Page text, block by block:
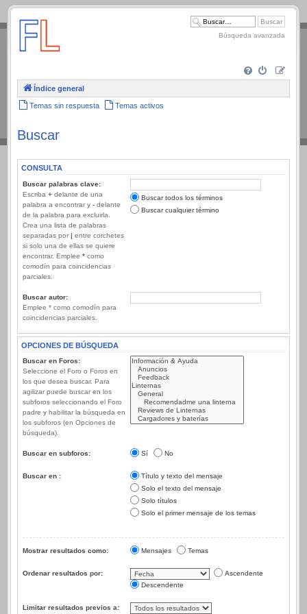
.
Búsqueda avanzada
Índice general
Temas sin respuesta Temas activos
Buscar
CONSULTA
Buscar palabras clave:
Escriba + delante de una
palabra a encontrar y - delante
de la palabra para excluirla.
Crea una lista de palabras
separadas por | entre corchetes
si solo una de ellas se quiere
encontrar. Emplee * como
comodín para coincidencias
parciales.
Buscar todos los términos
Buscar cualquier término
Buscar autor:
Emplee * como comodín para
coincidencias parciales.
OPCIONES DE BÚSQUEDA
Buscar en Foros:
Seleccione el Foro o Foros en
los que desea buscar. Para
agilizar puede buscar en los
subforos seleccionando el Foro
padre y habilitar la búsqueda en
los subforos (en Opciones de
búsqueda).
Buscar en subforos: Sí No
Buscar en :
Título y texto del mensaje
Solo el texto del mensaje
Solo títulos
Solo el primer mensaje de los temas
Mostrar resultados como: Mensajes Temas
Ordenar resultados por:
Ascendente
Descendente
Limitar resultados previos a: